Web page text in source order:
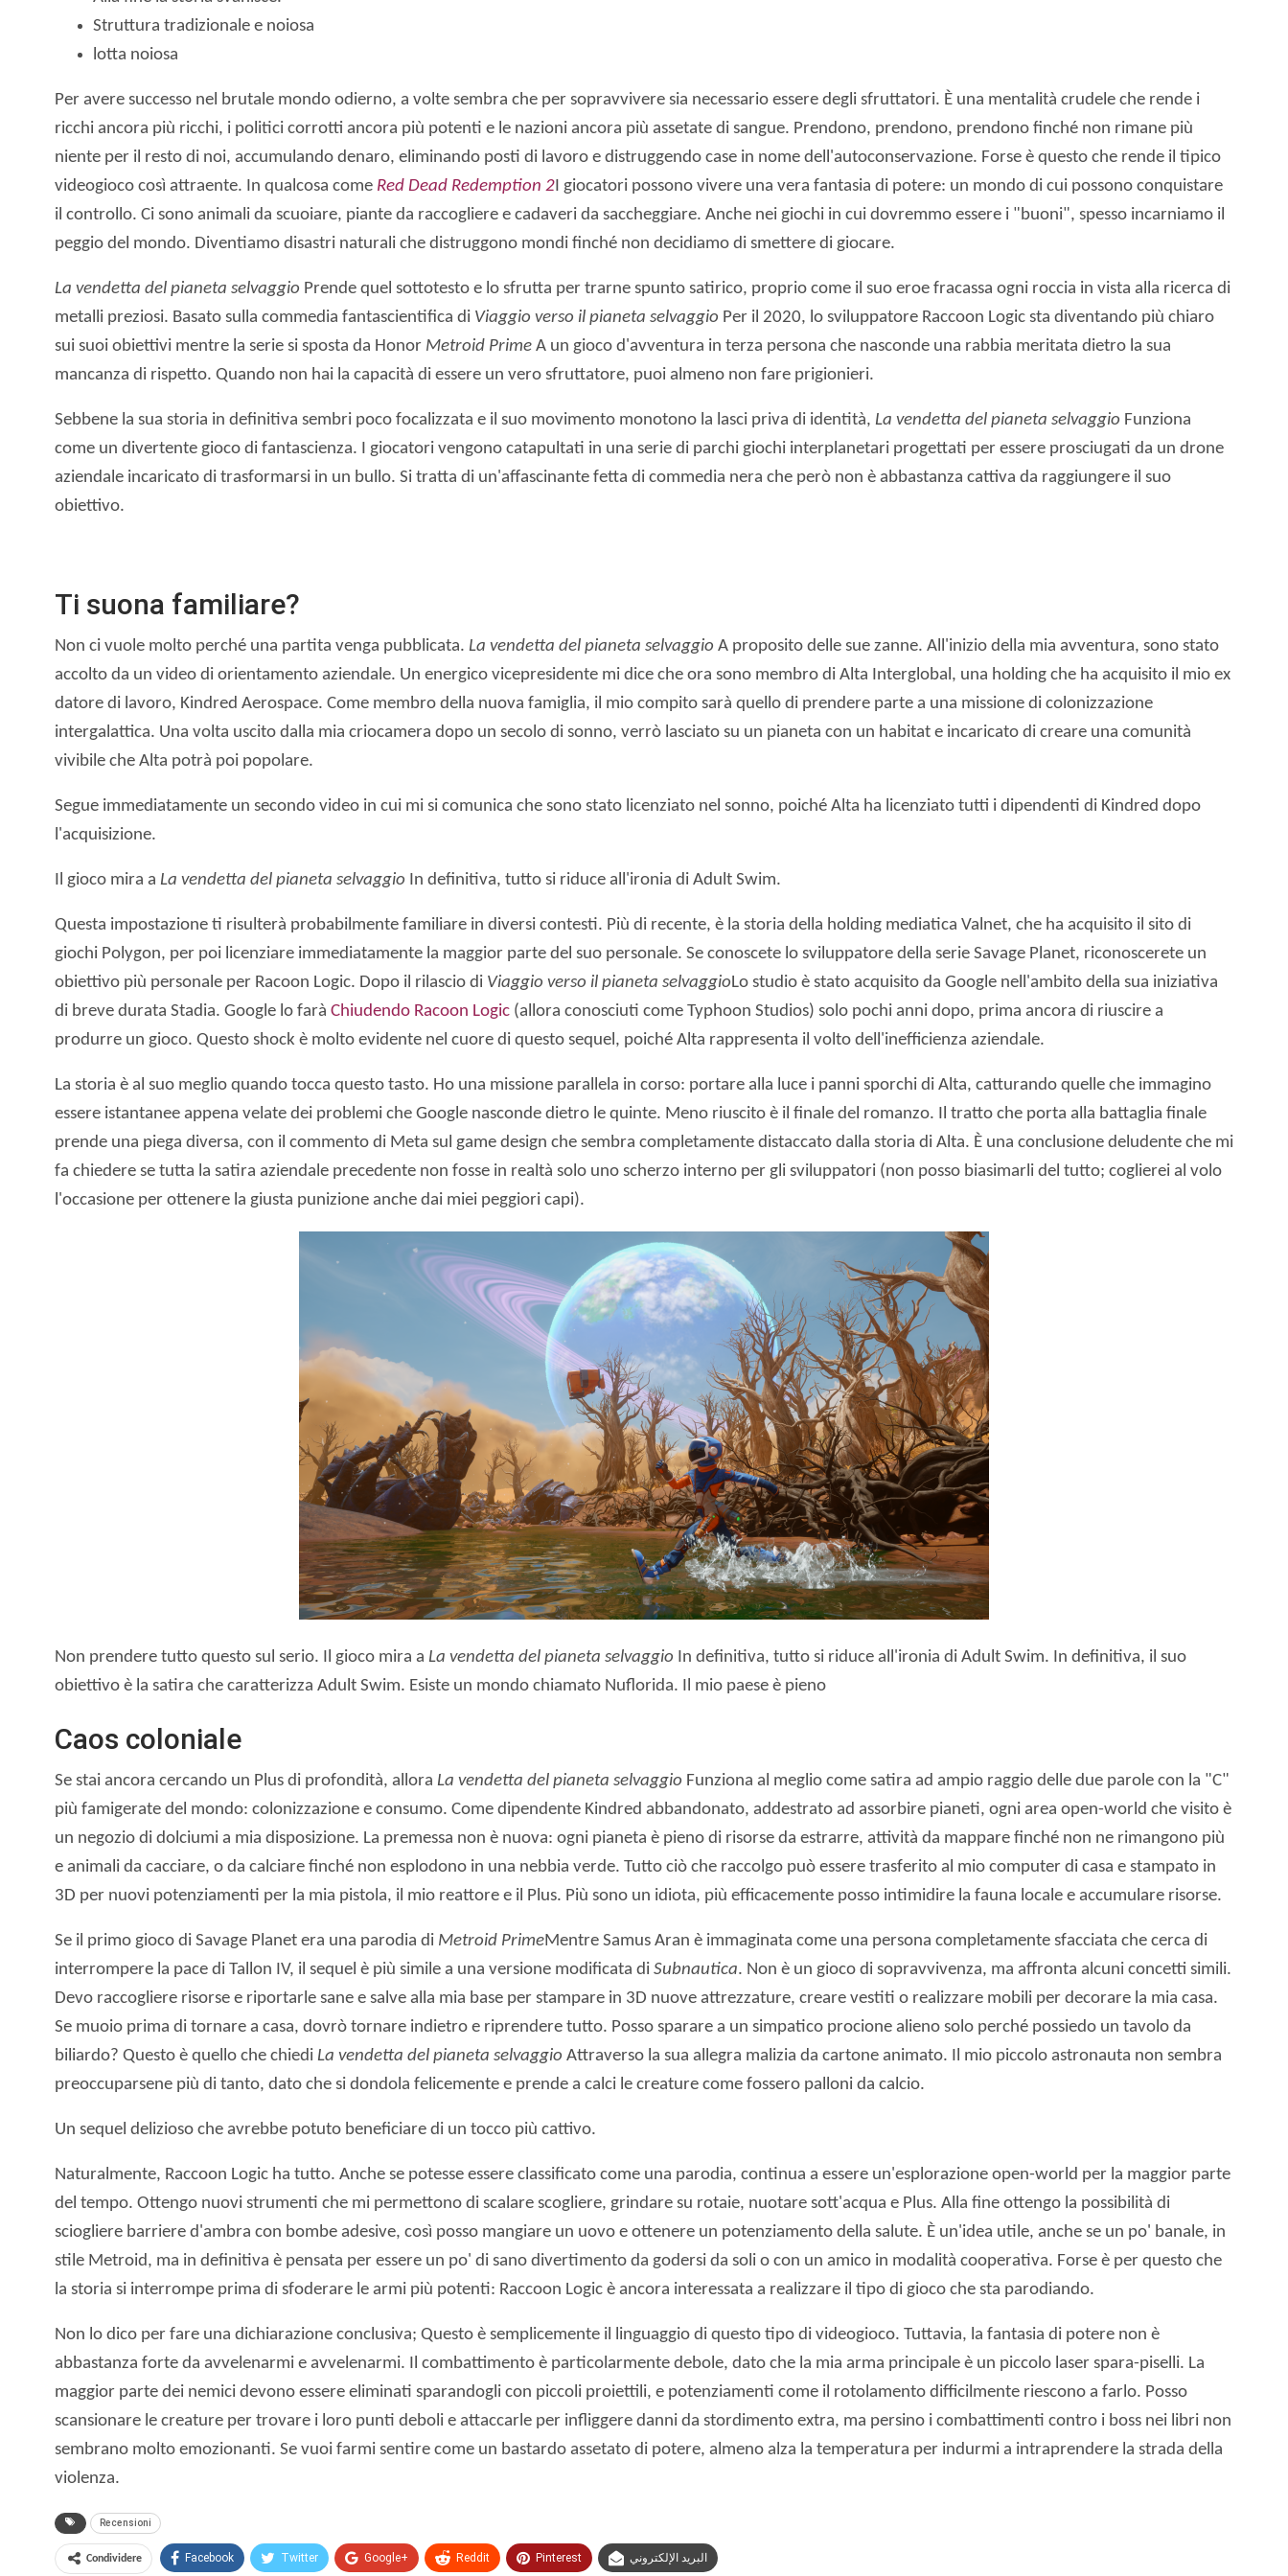
Struttura tradizionale e noiosa
lotta noiosa
Per avere successo nel brutale mondo odierno, a volte sembra che per sopravvivere sia necessario essere degli sfruttatori. È una mentalità crudele che rende i
ricchi ancora più ricchi, i politici corrotti ancora più potenti e le nazioni ancora più assetate di sangue. Prendono, prendono, prendono finché non rimane più
niente per il resto di noi, accumulando denaro, eliminando posti di lavoro e distruggendo case in nome dell'autoconservazione. Forse è questo che rende il tipico
videogioco così attraente. In qualcosa come Red Dead Redemption 2I giocatori possono vivere una vera fantasia di potere: un mondo di cui possono conquistare
il controllo. Ci sono animali da scuoiare, piante da raccogliere e cadaveri da saccheggiare. Anche nei giochi in cui dovremmo essere i "buoni", spesso incarniamo il
peggio del mondo. Diventiamo disastri naturali che distruggono mondi finché non decidiamo di smettere di giocare.
La vendetta del pianeta selvaggio Prende quel sottotesto e lo sfrutta per trarne spunto satirico, proprio come il suo eroe fracassa ogni roccia in vista alla ricerca di
metalli preziosi. Basato sulla commedia fantascientifica di Viaggio verso il pianeta selvaggio Per il 2020, lo sviluppatore Raccoon Logic sta diventando più chiaro
sui suoi obiettivi mentre la serie si sposta da Honor Metroid Prime A un gioco d'avventura in terza persona che nasconde una rabbia meritata dietro la sua
mancanza di rispetto. Quando non hai la capacità di essere un vero sfruttatore, puoi almeno non fare prigionieri.
Sebbene la sua storia in definitiva sembri poco focalizzata e il suo movimento monotono la lasci priva di identità, La vendetta del pianeta selvaggio Funziona
come un divertente gioco di fantascienza. I giocatori vengono catapultati in una serie di parchi giochi interplanetari progettati per essere prosciugati da un drone
aziendale incaricato di trasformarsi in un bullo. Si tratta di un'affascinante fetta di commedia nera che però non è abbastanza cattiva da raggiungere il suo
obiettivo.
Ti suona familiare?
Non ci vuole molto perché una partita venga pubblicata. La vendetta del pianeta selvaggio A proposito delle sue zanne. All'inizio della mia avventura, sono stato
accolto da un video di orientamento aziendale. Un energico vicepresidente mi dice che ora sono membro di Alta Interglobal, una holding che ha acquisito il mio ex
datore di lavoro, Kindred Aerospace. Come membro della nuova famiglia, il mio compito sarà quello di prendere parte a una missione di colonizzazione
intergalattica. Una volta uscito dalla mia criocamera dopo un secolo di sonno, verrò lasciato su un pianeta con un habitat e incaricato di creare una comunità
vivibile che Alta potrà poi popolare.
Segue immediatamente un secondo video in cui mi si comunica che sono stato licenziato nel sonno, poiché Alta ha licenziato tutti i dipendenti di Kindred dopo
l'acquisizione.
Il gioco mira a La vendetta del pianeta selvaggio In definitiva, tutto si riduce all'ironia di Adult Swim.
Questa impostazione ti risulterà probabilmente familiare in diversi contesti. Più di recente, è la storia della holding mediatica Valnet, che ha acquisito il sito di
giochi Polygon, per poi licenziare immediatamente la maggior parte del suo personale. Se conoscete lo sviluppatore della serie Savage Planet, riconoscerete un
obiettivo più personale per Racoon Logic. Dopo il rilascio di Viaggio verso il pianeta selvaggioLo studio è stato acquisito da Google nell'ambito della sua iniziativa
di breve durata Stadia. Google lo farà Chiudendo Racoon Logic (allora conosciuti come Typhoon Studios) solo pochi anni dopo, prima ancora di riuscire a
produrre un gioco. Questo shock è molto evidente nel cuore di questo sequel, poiché Alta rappresenta il volto dell'inefficienza aziendale.
La storia è al suo meglio quando tocca questo tasto. Ho una missione parallela in corso: portare alla luce i panni sporchi di Alta, catturando quelle che immagino
essere istantanee appena velate dei problemi che Google nasconde dietro le quinte. Meno riuscito è il finale del romanzo. Il tratto che porta alla battaglia finale
prende una piega diversa, con il commento di Meta sul game design che sembra completamente distaccato dalla storia di Alta. È una conclusione deludente che mi
fa chiedere se tutta la satira aziendale precedente non fosse in realtà solo uno scherzo interno per gli sviluppatori (non posso biasimarli del tutto; coglierei al volo
l'occasione per ottenere la giusta punizione anche dai miei peggiori capi).
Non prendere tutto questo sul serio. Il gioco mira a La vendetta del pianeta selvaggio In definitiva, tutto si riduce all'ironia di Adult Swim. In definitiva, il suo
obiettivo è la satira che caratterizza Adult Swim. Esiste un mondo chiamato Nuflorida. Il mio paese è pieno
Caos coloniale
Se stai ancora cercando un Plus di profondità, allora La vendetta del pianeta selvaggio Funziona al meglio come satira ad ampio raggio delle due parole con la "C"
più famigerate del mondo: colonizzazione e consumo. Come dipendente Kindred abbandonato, addestrato ad assorbire pianeti, ogni area open-world che visito è
un negozio di dolciumi a mia disposizione. La premessa non è nuova: ogni pianeta è pieno di risorse da estrarre, attività da mappare finché non ne rimangono più
e animali da cacciare, o da calciare finché non esplodono in una nebbia verde. Tutto ciò che raccolgo può essere trasferito al mio computer di casa e stampato in
3D per nuovi potenziamenti per la mia pistola, il mio reattore e il Plus. Più sono un idiota, più efficacemente posso intimidire la fauna locale e accumulare risorse.
Se il primo gioco di Savage Planet era una parodia di Metroid PrimeMentre Samus Aran è immaginata come una persona completamente sfacciata che cerca di
interrompere la pace di Tallon IV, il sequel è più simile a una versione modificata di Subnautica. Non è un gioco di sopravvivenza, ma affronta alcuni concetti simili.
Devo raccogliere risorse e riportarle sane e salve alla mia base per stampare in 3D nuove attrezzature, creare vestiti o realizzare mobili per decorare la mia casa.
Se muoio prima di tornare a casa, dovrò tornare indietro e riprendere tutto. Posso sparare a un simpatico procione alieno solo perché possiedo un tavolo da
biliardo? Questo è quello che chiedi La vendetta del pianeta selvaggio Attraverso la sua allegra malizia da cartone animato. Il mio piccolo astronauta non sembra
preoccuparsene più di tanto, dato che si dondola felicemente e prende a calci le creature come fossero palloni da calcio.
Un sequel delizioso che avrebbe potuto beneficiare di un tocco più cattivo.
Naturalmente, Raccoon Logic ha tutto. Anche se potesse essere classificato come una parodia, continua a essere un'esplorazione open-world per la maggior parte
del tempo. Ottengo nuovi strumenti che mi permettono di scalare scogliere, grindare su rotaie, nuotare sott'acqua e Plus. Alla fine ottengo la possibilità di
sciogliere barriere d'ambra con bombe adesive, così posso mangiare un uovo e ottenere un potenziamento della salute. È un'idea utile, anche se un po' banale, in
stile Metroid, ma in definitiva è pensata per essere un po' di sano divertimento da godersi da soli o con un amico in modalità cooperativa. Forse è per questo che
la storia si interrompe prima di sfoderare le armi più potenti: Raccoon Logic è ancora interessata a realizzare il tipo di gioco che sta parodiando.
Non lo dico per fare una dichiarazione conclusiva; Questo è semplicemente il linguaggio di questo tipo di videogioco. Tuttavia, la fantasia di potere non è
abbastanza forte da avvelenarmi e avvelenarmi. Il combattimento è particolarmente debole, dato che la mia arma principale è un piccolo laser spara-piselli. La
maggior parte dei nemici devono essere eliminati sparandogli con piccoli proiettili, e potenziamenti come il rotolamento difficilmente riescono a farlo. Posso
scansionare le creature per trovare i loro punti deboli e attaccarle per infliggere danni da stordimento extra, ma persino i combattimenti contro i boss nei libri non
sembrano molto emozionanti. Se vuoi farmi sentire come un bastardo assetato di potere, almeno alza la temperatura per indurmi a intraprendere la strada della
violenza.
Recensioni
Condividere Facebook Twitter Google+ Reddit Pinterest البريد الإلكتروني